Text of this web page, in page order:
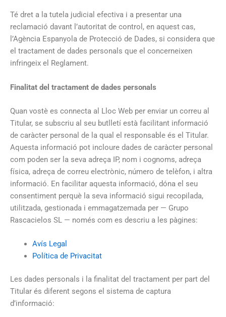
Té dret a la tutela judicial efectiva i a presentar una
reclamació davant l’autoritat de control, en aquest cas,
l’Agència Espanyola de Protecció de Dades, si considera que
el tractament de dades personals que el concerneixen
infringeix el Reglament.
Finalitat del tractament de dades personals
Quan vostè es connecta al Lloc Web per enviar un correu al
Titular, se subscriu al seu butlletí està facilitant informació
de caràcter personal de la qual el responsable és el Titular.
Aquesta informació pot incloure dades de caràcter personal
com poden ser la seva adreça IP, nom i cognoms, adreça
física, adreça de correu electrònic, número de telèfon, i altra
informació. En facilitar aquesta informació, dóna el seu
consentiment perquè la seva informació sigui recopilada,
utilitzada, gestionada i emmagatzemada per — Grupo
Rascacielos SL — només com es descriu a les pàgines:
Avís Legal
Política de Privacitat
Les dades personals i la finalitat del tractament per part del
Titular és diferent segons el sistema de captura
d’informació: